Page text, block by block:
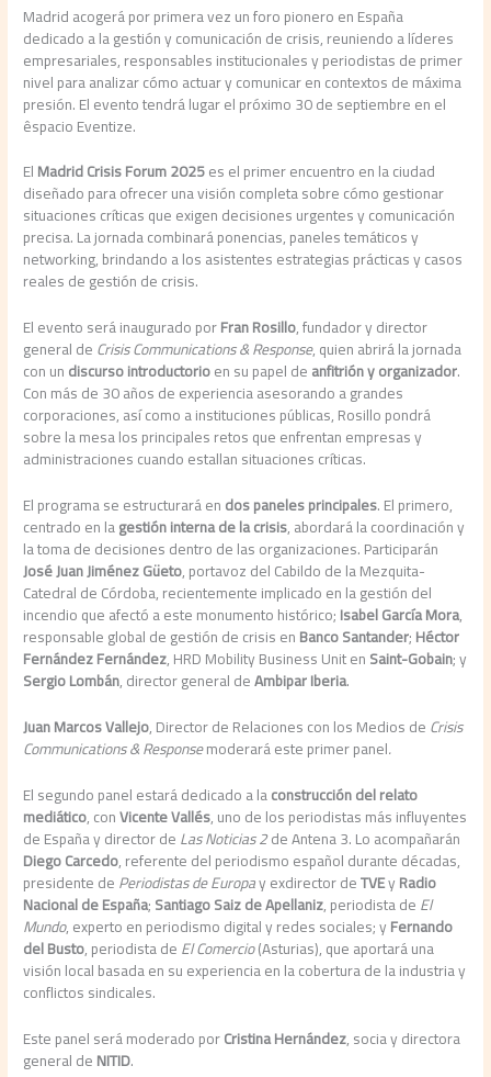
Madrid acogerá por primera vez un foro pionero en España
dedicado a la gestión y comunicación de crisis, reuniendo a líderes
empresariales, responsables institucionales y periodistas de primer
nivel para analizar cómo actuar y comunicar en contextos de máxima
presión. El evento tendrá lugar el próximo 30 de septiembre en el
êspacio Eventize.
ElMadrid Crisis Forum 2025es el primer encuentro en la ciudad
diseñado para ofrecer una visión completa sobre cómo gestionar
situaciones críticas que exigen decisiones urgentes y comunicación
precisa. La jornada combinará ponencias, paneles temáticos y
networking, brindando a los asistentes estrategias prácticas y casos
reales de gestión de crisis.
El evento será inaugurado porFran Rosillo, fundador y director
general deCrisis Communications & Response, quien abrirá la jornada
con undiscurso introductorioen su papel deanfitrión y organizador.
Con más de 30 años de experiencia asesorando a grandes
corporaciones, así como a instituciones públicas, Rosillo pondrá
sobre la mesa los principales retos que enfrentan empresas y
administraciones cuando estallan situaciones críticas.
El programa se estructurará endos paneles principales. El primero,
centrado en lagestión interna de la crisis, abordará la coordinación y
la toma de decisiones dentro de las organizaciones. Participarán
José Juan Jiménez Güeto, portavoz del Cabildo de la Mezquita-
Catedral de Córdoba, recientemente implicado en la gestión del
incendio que afectó a este monumento histórico;Isabel García Mora,
responsable global de gestión de crisis enBanco Santander;Héctor
Fernández Fernández, HRD Mobility Business Unit enSaint-Gobain; y
Sergio Lombán, director general deAmbipar Iberia.
Juan Marcos Vallejo, Director de Relaciones con los Medios deCrisis
Communications & Responsemoderará este primer panel.
El segundo panel estará dedicado a laconstrucción del relato
mediático, conVicente Vallés, uno de los periodistas más influyentes
de España y director deLas Noticias 2de Antena 3. Lo acompañarán
Diego Carcedo, referente del periodismo español durante décadas,
presidente dePeriodistas de Europay exdirector deTVEyRadio
Nacional de España;Santiago Saiz de Apellaniz, periodista deEl
Mundo, experto en periodismo digital y redes sociales; yFernando
del Busto, periodista deEl Comercio(Asturias), que aportará una
visión local basada en su experiencia en la cobertura de la industria y
conflictos sindicales.
Este panel será moderado porCristina Hernández, socia y directora
general deNITID.